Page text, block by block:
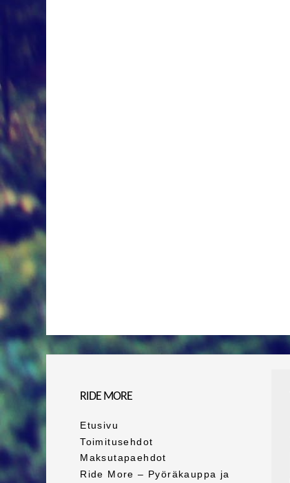
RIDE MORE
Etusivu
Toimitusehdot
Maksutapaehdot
Ride More – Pyöräkauppa ja